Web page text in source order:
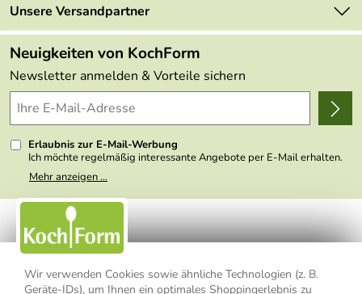
Wir verwenden Cookies sowie ähnliche Technologien (z. B.
Geräte-IDs), um Ihnen ein optimales Shoppingerlebnis zu
Retourenportal
FAQs
Lieferbedingungen
Delivery Terms
Kundenlogin
Angebote
Made in Germany
Themen
Wir über uns
Presse
Unsere Versandpartner
Neuigkeiten von KochForm
Newsletter anmelden & Vorteile sichern
Erlaubnis zur E-Mail-Werbung
Ich möchte regelmäßig interessante Angebote per E-Mail erhalten.
Meine E-Mail-Adresse wird nicht an andere Unternehmen
weitergegeben. Zu statistischen Zwecken wird in anonymer Form
nicht erkennbar, welche konkrete Person geklickt hat. Diese
Einwilligung zur Nutzung meiner E-Mail- Adresse für Werbezwecke
kann ich jederzeit mit Wirkung für die Zukunft widerrufen, indem ich
den Link "Abmelden" am Ende des Newsletters anklicke oder die
Option Newsletter im Mitgliederbereich deaktiviere. Die
Datenschutzerklärung
habe ich zur Kenntnis genommen.
Mehr anzeigen ...